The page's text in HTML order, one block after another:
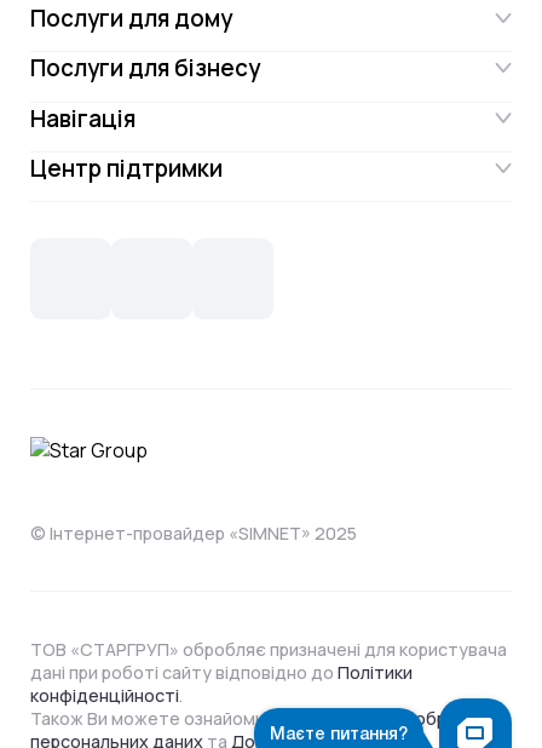
Послуги для дому
Інтернет
Інтернет + ТБ
Цифрове телебачення Omega.TV та
Послуги для бізнесу
Інтернет для бізнесу
Відеонагляд
Навігація
Акції
Центр підтримки
Способи оплати
© Інтернет-провайдер «SIMNET» 2025
ТОВ «СТАРГРУП» обробляє призначені для користувача
дані при роботі сайту відповідно до Політики
конфіденційності
Також Ви можете ознайомитися з
Політикою обробки
персональних данихта Договором Оферти